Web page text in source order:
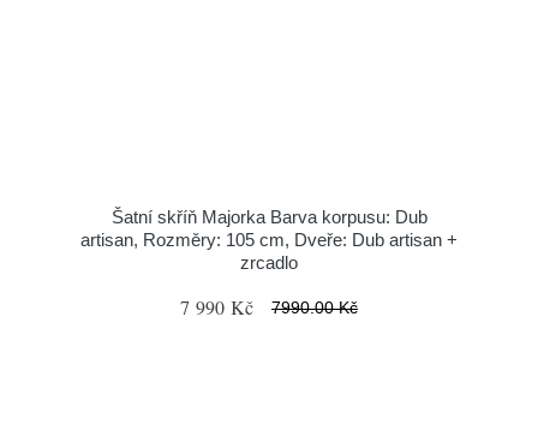
Šatní skříň Majorka Barva korpusu: Dub
artisan, Rozměry: 105 cm, Dveře: Dub artisan +
zrcadlo
7 990 Kč 7990.00 Kč